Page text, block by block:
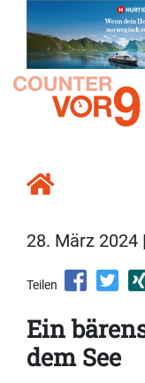
28. März 2024
Teilen
Ein
dem See